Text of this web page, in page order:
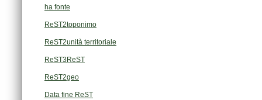
ha fonte
ReST2toponimo
ReST2unità territoriale
ReST3ReST
ReST2geo
Data fine ReST